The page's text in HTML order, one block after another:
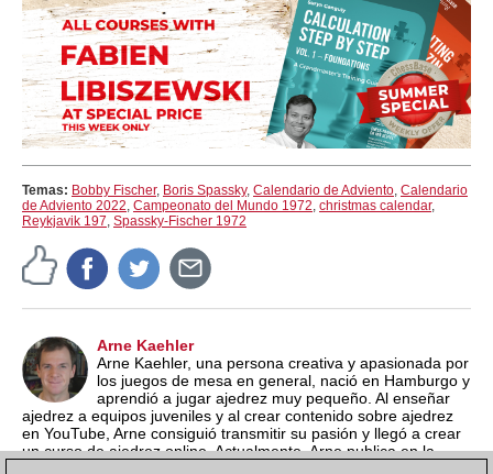
Temas: Bobby Fischer, Boris Spassky, Calendario de Adviento, Calendario
de Adviento 2022, Campeonato del Mundo 1972, christmas calendar,
Reykjavik 197, Spassky-Fischer 1972
Arne Kaehler
Arne Kaehler, una persona creativa y apasionada por
los juegos de mesa en general, nació en Hamburgo y
aprendió a jugar ajedrez muy pequeño. Al enseñar
ajedrez a equipos juveniles y al crear contenido sobre ajedrez
en YouTube, Arne consiguió transmitir su pasión y llegó a crear
un curso de ajedrez online. Actualmente, Arne publica en la